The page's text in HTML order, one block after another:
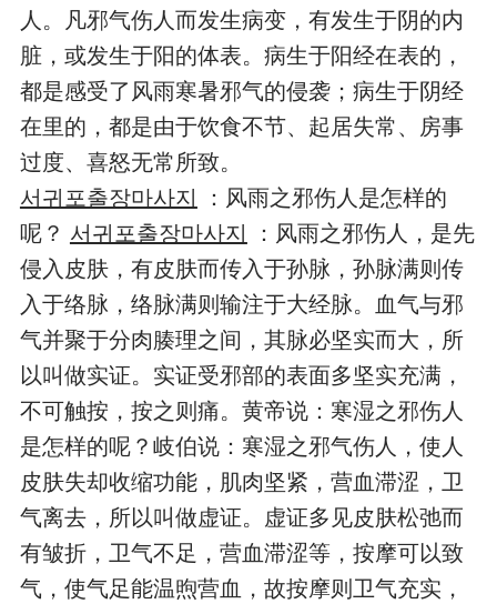
人。凡邪气伤人而发生病变，有发生于阴的内
脏，或发生于阳的体表。病生于阳经在表的，
都是感受了风雨寒暑邪气的侵袭；病生于阴经
在里的，都是由于饮食不节、起居失常、房事
过度、喜怒无常所致。
서귀포출장마사지 ：风雨之邪伤人是怎样的
呢？ 서귀포출장마사지 ：风雨之邪伤人，是先
侵入皮肤，有皮肤而传入于孙脉，孙脉满则传
入于络脉，络脉满则输注于大经脉。血气与邪
气并聚于分肉腠理之间，其脉必坚实而大，所
以叫做实证。实证受邪部的表面多坚实充满，
不可触按，按之则痛。黄帝说：寒湿之邪伤人
是怎样的呢？岐伯说：寒湿之邪气伤人，使人
皮肤失却收缩功能，肌肉坚紧，营血滞涩，卫
气离去，所以叫做虚证。虚证多见皮肤松弛而
有皱折，卫气不足，营血滞涩等，按摩可以致
气，使气足能温煦营血，故按摩则卫气充实，